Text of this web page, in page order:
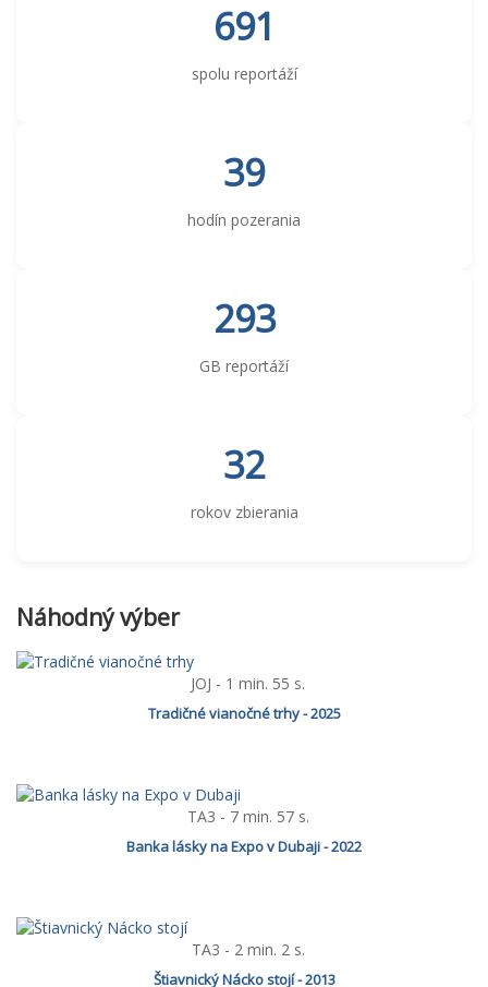
691
spolu reportáží
39
hodín pozerania
293
GB reportáží
32
rokov zbierania
Náhodný výber
JOJ - 1 min. 55 s.
Tradičné vianočné trhy - 2025
TA3 - 7 min. 57 s.
Banka lásky na Expo v Dubaji - 2022
TA3 - 2 min. 2 s.
Štiavnický Nácko stojí - 2013